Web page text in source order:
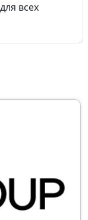
всех